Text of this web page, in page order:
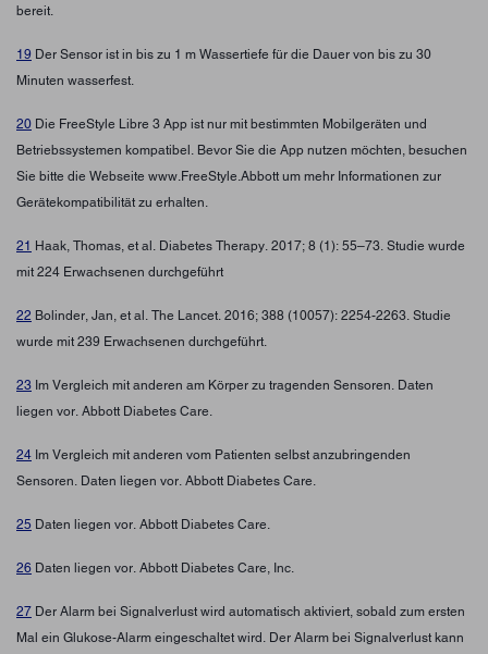
bereit.
19 Der Sensor ist in bis zu 1 m Wassertiefe für die Dauer von bis zu 30
Minuten wasserfest.
20 Die FreeStyle Libre 3 App ist nur mit bestimmten Mobilgeräten und
Betriebssystemen kompatibel. Bevor Sie die App nutzen möchten, besuchen
Sie bitte die Webseite www.FreeStyle.Abbott um mehr Informationen zur
Gerätekompatibilität zu erhalten.
21 Haak, Thomas, et al. Diabetes Therapy. 2017; 8 (1): 55–73. Studie wurde
mit 224 Erwachsenen durchgeführt
22 Bolinder, Jan, et al. The Lancet. 2016; 388 (10057): 2254-2263. Studie
wurde mit 239 Erwachsenen durchgeführt.
23 Im Vergleich mit anderen am Körper zu tragenden Sensoren. Daten
liegen vor. Abbott Diabetes Care.
24 Im Vergleich mit anderen vom Patienten selbst anzubringenden
Sensoren. Daten liegen vor. Abbott Diabetes Care.
25 Daten liegen vor. Abbott Diabetes Care.
26 Daten liegen vor. Abbott Diabetes Care, Inc.
27 Der Alarm bei Signalverlust wird automatisch aktiviert, sobald zum ersten
Mal ein Glukose-Alarm eingeschaltet wird. Der Alarm bei Signalverlust kann